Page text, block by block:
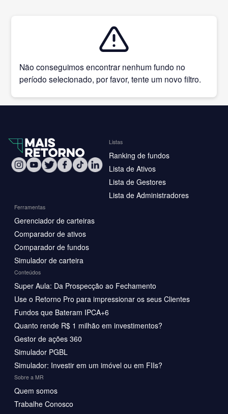
Não conseguimos encontrar nenhum fundo no
período selecionado, por favor, tente um novo filtro.
Listas
Ranking de fundos
Lista de Ativos
Lista de Gestores
Lista de Administradores
Ferramentas
Gerenciador de carteiras
Comparador de ativos
Comparador de fundos
Simulador de carteira
Conteúdos
Super Aula: Da Prospecção ao Fechamento
Use o Retorno Pro para impressionar os seus Clientes
Fundos que Bateram IPCA+6
Quanto rende R$ 1 milhão em investimentos?
Gestor de ações 360
Simulador PGBL
Simulador: Investir em um imóvel ou em FIIs?
Sobre a MR
Quem somos
Trabalhe Conosco